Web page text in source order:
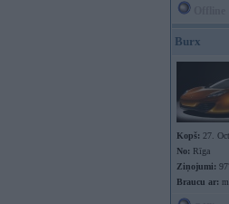
Burx
Kopš: 27.
No: Rīga
Ziņojumi:
Braucu ar: